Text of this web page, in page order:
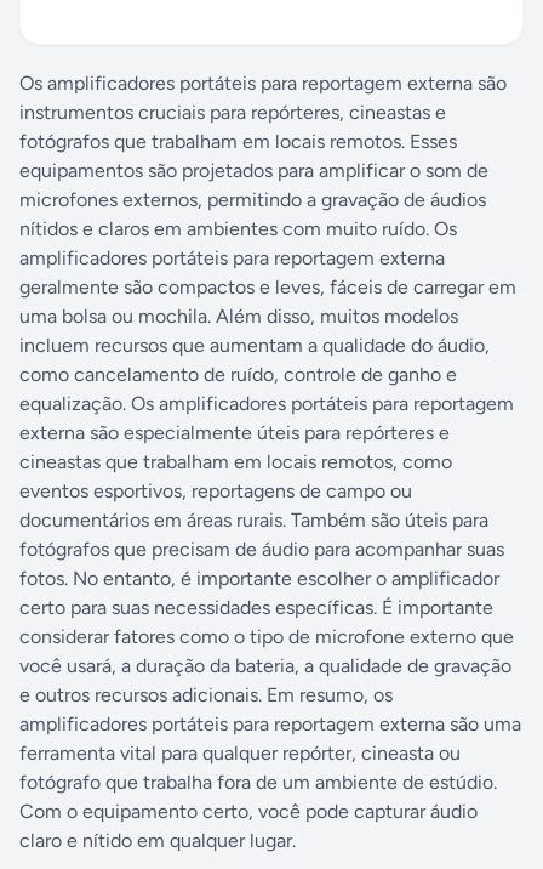
Os amplificadores portáteis para reportagem externa são
instrumentos cruciais para repórteres, cineastas e
fotógrafos que trabalham em locais remotos. Esses
equipamentos são projetados para amplificar o som de
microfones externos, permitindo a gravação de áudios
nítidos e claros em ambientes com muito ruído. Os
amplificadores portáteis para reportagem externa
geralmente são compactos e leves, fáceis de carregar em
uma bolsa ou mochila. Além disso, muitos modelos
incluem recursos que aumentam a qualidade do áudio,
como cancelamento de ruído, controle de ganho e
equalização. Os amplificadores portáteis para reportagem
externa são especialmente úteis para repórteres e
cineastas que trabalham em locais remotos, como
eventos esportivos, reportagens de campo ou
documentários em áreas rurais. Também são úteis para
fotógrafos que precisam de áudio para acompanhar suas
fotos. No entanto, é importante escolher o amplificador
certo para suas necessidades específicas. É importante
considerar fatores como o tipo de microfone externo que
você usará, a duração da bateria, a qualidade de gravação
e outros recursos adicionais. Em resumo, os
amplificadores portáteis para reportagem externa são uma
ferramenta vital para qualquer repórter, cineasta ou
fotógrafo que trabalha fora de um ambiente de estúdio.
Com o equipamento certo, você pode capturar áudio
claro e nítido em qualquer lugar.